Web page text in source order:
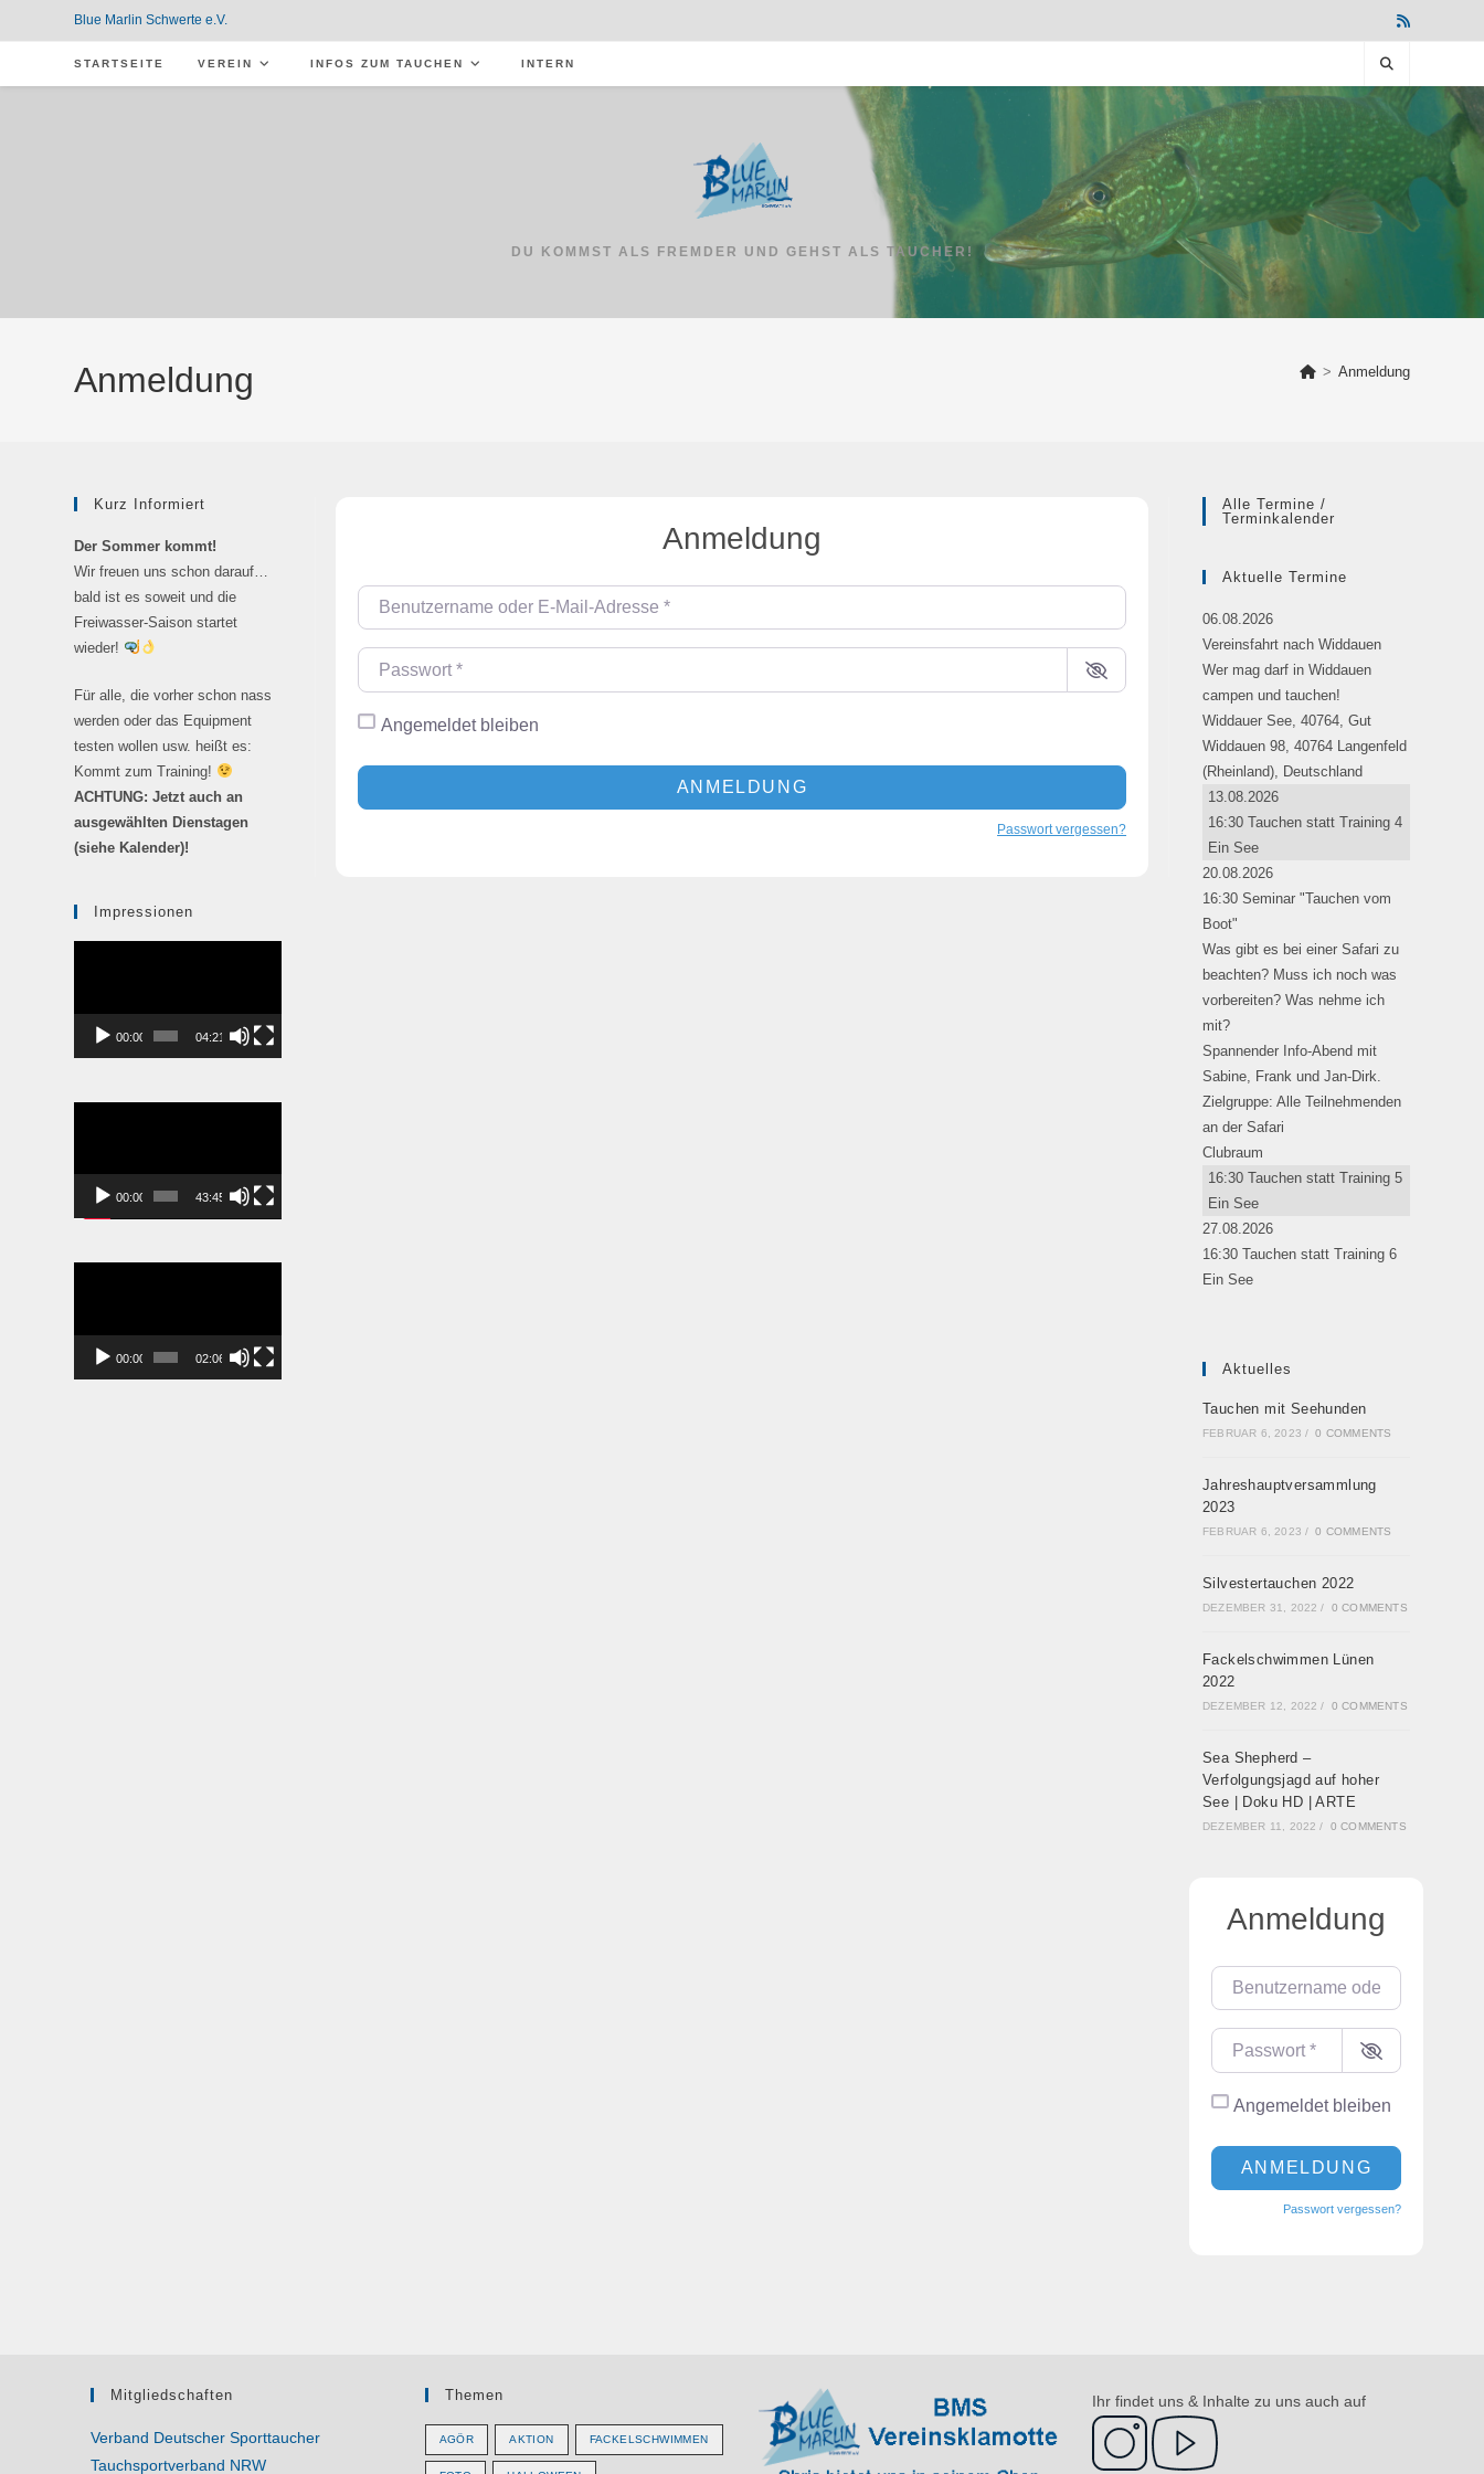
Inhalt
Blue Marlin Schwerte e.V.
STARTSEITE VEREIN INFOS ZUM TAUCHEN INTERN
DU KOMMST ALS FREMDER UND GEHST ALS TAUCHER!
Anmeldung > Anmeldung
Anmeldung
Benutzername oder E-Mail-Adresse*
Passwort
Angemeldet bleiben
ANMELDUNG Alternative:
Passwort vergessen?
Kurz Informiert
Der Sommer kommt!
Wir freuen uns schon darauf…
bald ist es soweit und die
Freiwasser-Saison startet
wieder!
Für alle, die vorher schon nass
werden oder das Equipment
testen wollen usw. heißt es:
Kommt zum Training!
ACHTUNG: Jetzt auch an
ausgewählten Dienstagen
(siehe Kalender)!
Impressionen
00:00 04:21
00:00 43:45
00:00 02:06
Alle Termine /
Terminkalender
Aktuelle Termine
06.08.2026
Vereinsfahrt nach Widdauen
Wer mag darf in Widdauen
campen und tauchen!
Widdauer See, 40764, Gut
Widdauen 98, 40764 Langenfeld
(Rheinland), Deutschland
13.08.2026
16:30 Tauchen statt Training 4
Ein See
20.08.2026
16:30 Seminar "Tauchen vom
Boot"
Was gibt es bei einer Safari zu
beachten? Muss ich noch was
vorbereiten? Was nehme ich
mit?
Spannender Info-Abend mit
Sabine, Frank und Jan-Dirk.
Zielgruppe: Alle Teilnehmenden
an der Safari
Clubraum
16:30 Tauchen statt Training 5
Ein See
27.08.2026
16:30 Tauchen statt Training 6
Ein See
Aktuelles
Tauchen mit Seehunden
FEBRUAR 6, 2023 / 0 COMMENTS
Jahreshauptversammlung
2023
FEBRUAR 6, 2023 / 0 COMMENTS
Silvestertauchen 2022
DEZEMBER 31, 2022 / 0 COMMENTS
Fackelschwimmen Lünen
2022
DEZEMBER 12, 2022 / 0 COMMENTS
Sea Shepherd –
Verfolgungsjagd auf hoher
See | Doku HD | ARTE
DEZEMBER 11, 2022 / 0 COMMENTS
Anmeldung
Benutzername oder E-Mail-
Passwort
Angemeldet bleiben
ANMELDUNG Alternative:
Passwort vergessen?
Mitgliedschaften
Verband Deutscher Sporttaucher
Tauchsportverband NRW
Themen
AGÖR AKTION FACKELSCHWIMMEN
Ihr findet uns & Inhalte zu uns auch auf